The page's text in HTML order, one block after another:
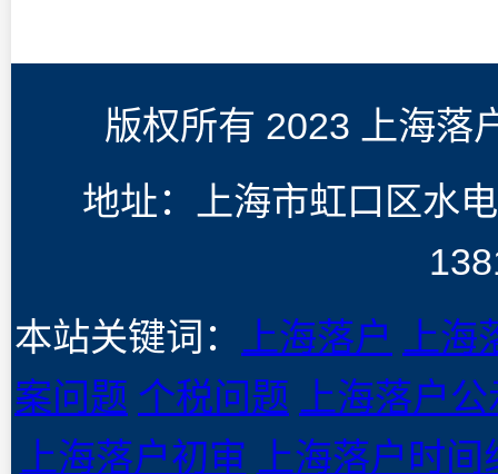
版权所有 2023 上海落
地址：上海市虹口区水
本站关键词：
上海落户
上
案问题 个税问题
上海落户
上海落户初审
上海落户时间